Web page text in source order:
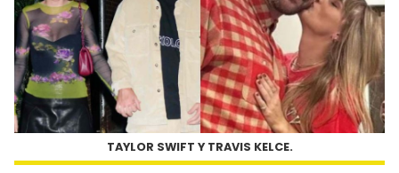
TAYLOR SWIFT Y TRAVIS KELCE.